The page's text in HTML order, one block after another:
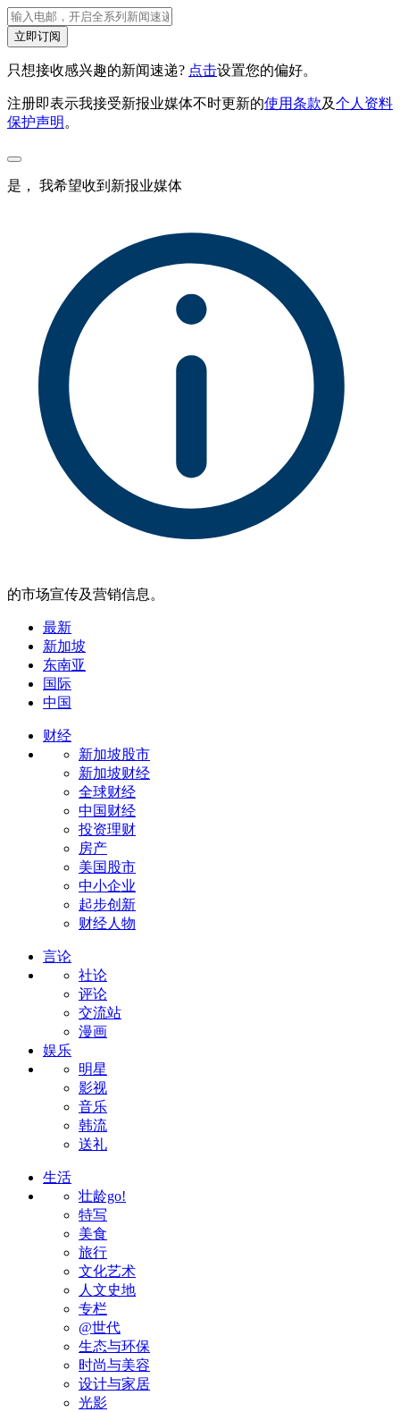
立即订阅
只想接收感兴趣的新闻速递? 点击设置您的偏好。
注册即表示我接受新报业媒体不时更新的使用条款及个人资料
保护声明 。
是， 我希望收到新报业媒体
的市场宣传及营销信息。
最新
新加坡
东南亚
国际
中国
财经
新加坡股市
新加坡财经
全球财经
中国财经
投资理财
房产
美国股市
中小企业
起步创新
财经人物
言论
社论
评论
交流站
漫画
娱乐
明星
影视
音乐
韩流
送礼
生活
壮龄go!
特写
美食
旅行
文化艺术
人文史地
专栏
@世代
生态与环保
时尚与美容
设计与家居
光影